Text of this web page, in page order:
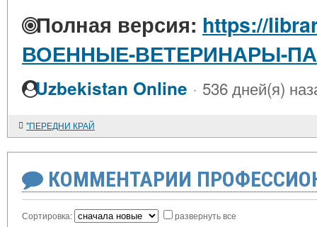
Полная версия: https://
ВОЕННЫЕ-ВЕТЕРИНАРЫ-
Uzbekistan Online · 536 дней(я)
"ПЕРЕДНИ КРАЙ
КОММЕНТАРИИ
Сортировка: развернуть все